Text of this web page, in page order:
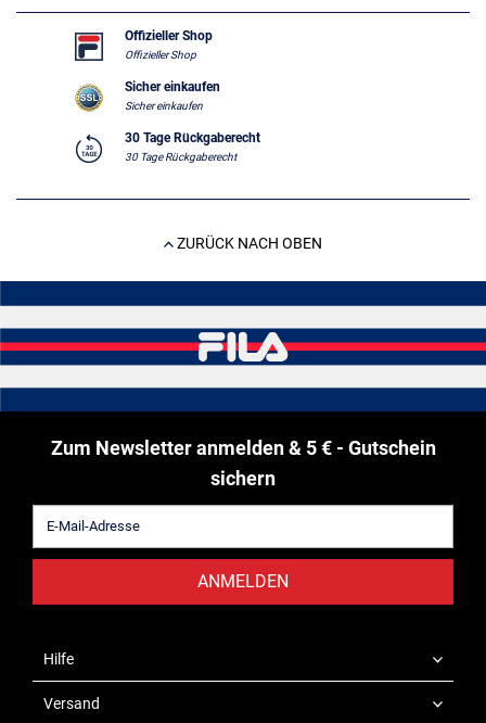
Offizieller Shop
Offizieller Shop
Sicher einkaufen
Sicher einkaufen
30 Tage Rückgaberecht
30 Tage Rückgaberecht
ZURÜCK NACH OBEN
Zum Newsletter anmelden & 5 € - Gutschein
sichern
ANMELDEN
Hilfe
Versand